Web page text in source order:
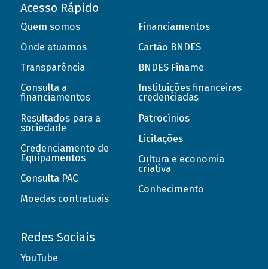
Acesso Rápido
Quem somos
Onde atuamos
Transparência
Consulta a
financiamentos
Resultados para a
sociedade
Credenciamento de
Equipamentos
Consulta PAC
Moedas contratuais
Financiamentos
Cartão BNDES
BNDES Finame
Instituições financeiras
credenciadas
Patrocínios
Licitações
Cultura e economia
criativa
Conhecimento
Redes Sociais
YouTube